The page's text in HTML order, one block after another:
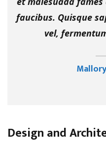
faucibus. Quisque
vel,
Design and